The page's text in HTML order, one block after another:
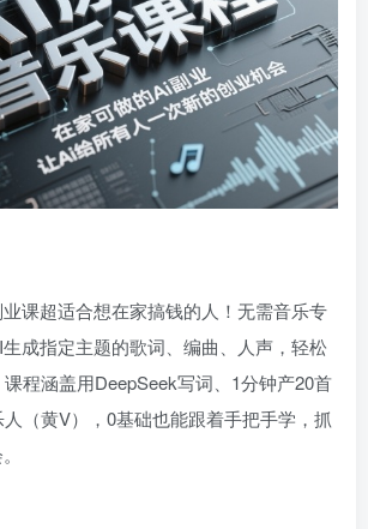
课超适合想在家搞钱的人！无需音乐专
成指定主题的歌词、编曲、人声，轻松
程涵盖用DeepSeek写词、1分钟产20首
（黄V），0基础也能跟着手把手学，抓